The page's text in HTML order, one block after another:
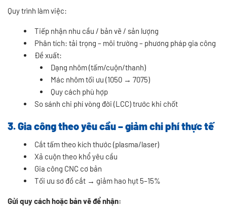
Quy trình làm việc:
Tiếp nhận nhu cầu / bản vẽ / sản lượng
Phân tích: tải trọng – môi trường – phương pháp gia công
Đề xuất:
Dạng nhôm (tấm/cuộn/thanh)
Mác nhôm tối ưu (1050 → 7075)
Quy cách phù hợp
So sánh chi phí vòng đời (LCC) trước khi chốt
3. Gia công theo yêu cầu – giảm chi phí thực tế
Cắt tấm theo kích thước (plasma/laser)
Xả cuộn theo khổ yêu cầu
Gia công CNC cơ bản
Tối ưu sơ đồ cắt → giảm hao hụt 5–15%
Gửi quy cách hoặc bản vẽ để nhận: